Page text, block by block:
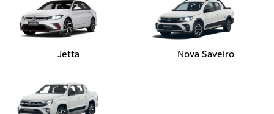
Jetta Nova Saveiro